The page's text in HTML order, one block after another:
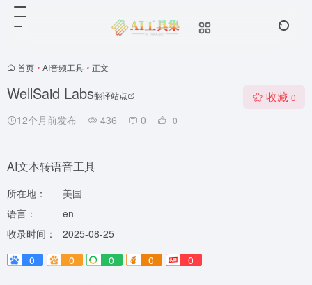
首页 • AI音频工具 • 正文
WellSaid Labs翻译站点
12个月前发布 436 0 0
收藏 0
AI文本转语音工具
所在地：
美国
语言：
en
收录时间：
2025-08-25
0
0 0 0 0